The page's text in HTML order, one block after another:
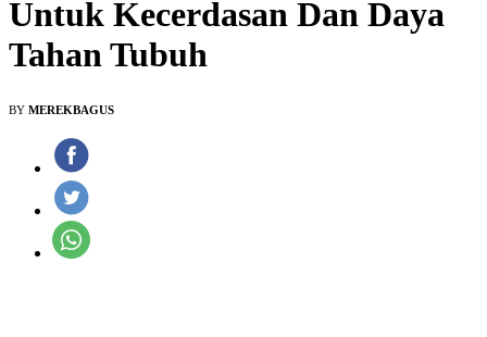
Untuk Kecerdasan Dan Daya
Tahan Tubuh
BY MEREKBAGUS